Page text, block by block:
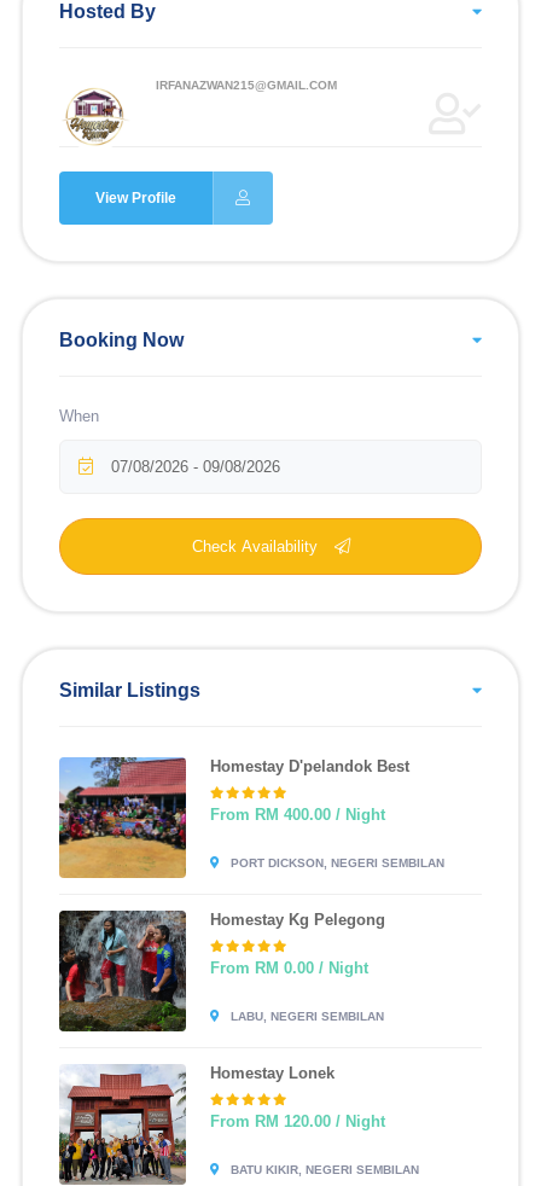
Hosted By
IRFANAZWAN215@GMAIL.COM
View Profile
Booking Now
When
Check Availability
Similar Listings
Homestay D'pelandok Best
From RM 400.00 / Night
PORT DICKSON, NEGERI SEMBILAN
Homestay Kg Pelegong
From RM 0.00 / Night
LABU, NEGERI SEMBILAN
Homestay Lonek
From RM 120.00 / Night
BATU KIKIR, NEGERI SEMBILAN